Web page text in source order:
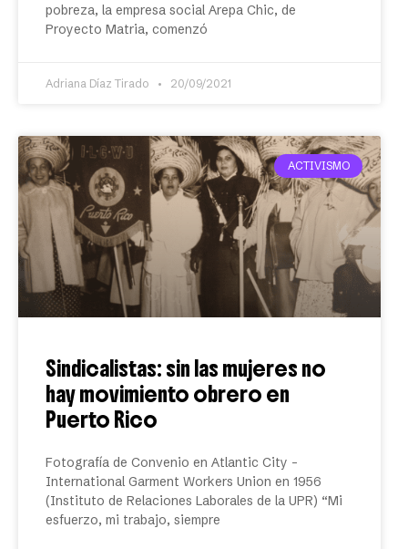
pobreza, la empresa social Arepa Chic, de
Proyecto Matria, comenzó
Adriana Díaz Tirado 20/09/2021
ACTIVISMO
Sindicalistas: sin las mujeres no
hay movimiento obrero en
Puerto Rico
Fotografía de Convenio en Atlantic City –
International Garment Workers Union en 1956
(Instituto de Relaciones Laborales de la UPR) “Mi
esfuerzo, mi trabajo, siempre